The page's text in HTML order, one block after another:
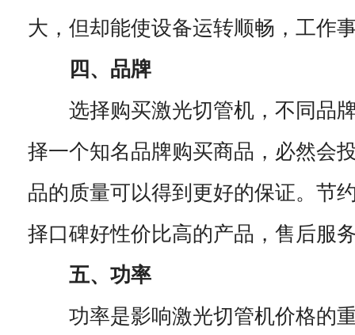
大，但却能使设备运转顺畅，工作
四、品牌
选择购买激光切管机，不同品牌
择一个知名品牌购买商品，必然会
品的质量可以得到更好的保证。节
择口碑好性价比高的产品，售后服
五、功率
功率是影响激光切管机价格的重